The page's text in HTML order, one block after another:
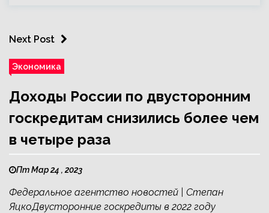
Next Post
Экономика
Доходы России по двусторонним
госкредитам снизились более чем
в четыре раза
Пт Мар 24 , 2023
Федеральное агентство новостей | Степан
ЯцкоДвусторонние госкредиты в 2022 году